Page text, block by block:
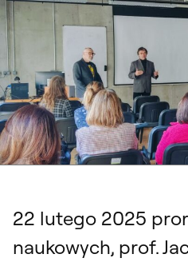
22 lutego 2025
naukowych, prof.